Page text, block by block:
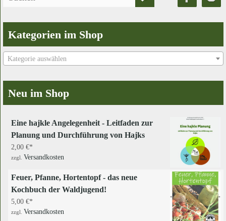
Kategorien im Shop
Kategorie auswählen
Neu im Shop
Eine hajkle Angelegenheit - Leitfaden zur
Planung und Durchführung von Hajks
2,00 €
zzgl. Versandkosten
Feuer, Pfanne, Hortentopf - das neue
Kochbuch der Waldjugend!
5,00 €
zzgl. Versandkosten